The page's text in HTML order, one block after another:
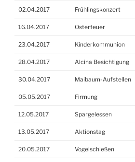
02.04.2017 Frühlingskonzert
16.04.2017 Osterfeuer
23.04.2017 Kinderkommunion
28.04.2017 Alcina Besichtigung
30.04.2017 Maibaum-Aufstellen
05.05.2017 Firmung
12.05.2017 Spargelessen
13.05.2017 Aktionstag
20.05.2017 Vogelschießen